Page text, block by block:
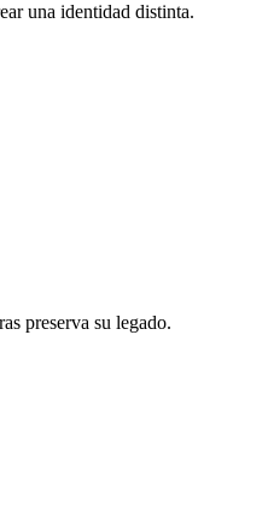
una identidad distinta.
preserva su legado.